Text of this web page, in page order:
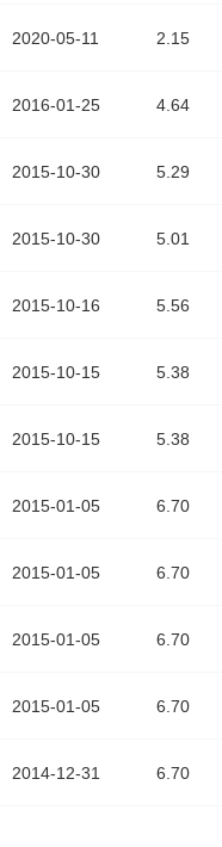
2020-05-11
2016-01-25
2015-10-30
2015-10-30
2015-10-16
2015-10-15
2015-10-15
2015-01-05
2015-01-05
2015-01-05
2015-01-05
2014-12-31
2.15
4.64
5.29
5.01
5.56
5.38
5.38
6.70
6.70
6.70
6.70
6.70